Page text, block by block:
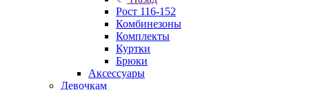
Рост 116-152
Комбинезоны
Комплекты
Куртки
Брюки
Аксессуары
Девочкам